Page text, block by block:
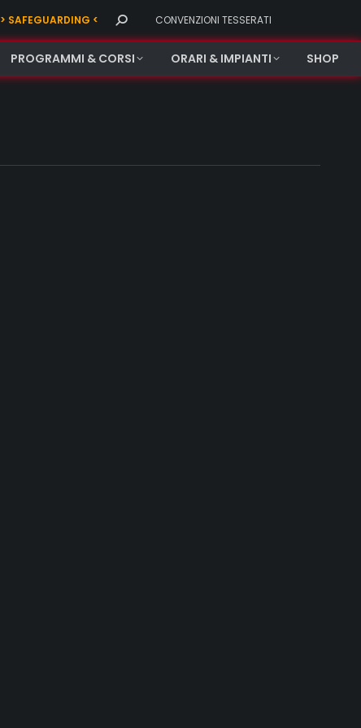
> SAFEGUARDING < Search: CONVENZIONI TESSERATI
PROGRAMMI & CORSI ORARI & IMPIANTI SHOP